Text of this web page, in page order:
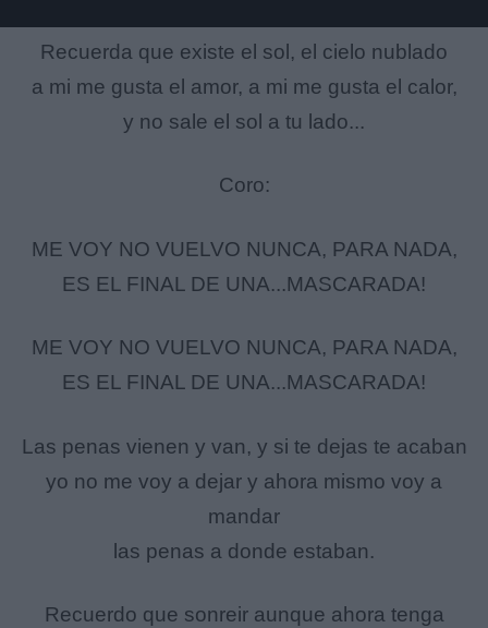
Recuerda que existe el sol, el cielo nublado
a mi me gusta el amor, a mi me gusta el calor,
y no sale el sol a tu lado...
Coro:
ME VOY NO VUELVO NUNCA, PARA NADA,
ES EL FINAL DE UNA...MASCARADA!
ME VOY NO VUELVO NUNCA, PARA NADA,
ES EL FINAL DE UNA...MASCARADA!
Las penas vienen y van, y si te dejas te acaban
yo no me voy a dejar y ahora mismo voy a
mandar
las penas a donde estaban.
Recuerdo que sonreir aunque ahora tenga